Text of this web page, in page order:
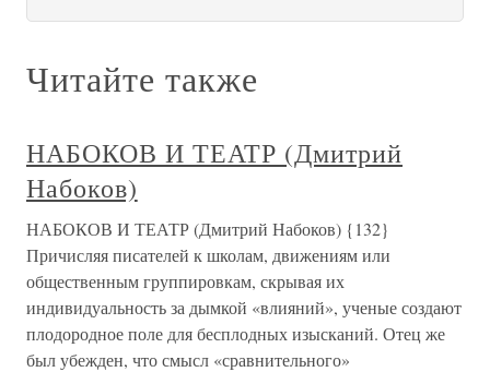
Читайте также
НАБОКОВ И ТЕАТР (Дмитрий
Набоков)
НАБОКОВ И ТЕАТР (Дмитрий Набоков) {132}
Причисляя писателей к школам, движениям или
общественным группировкам, скрывая их
индивидуальность за дымкой «влияний», ученые создают
плодородное поле для бесплодных изысканий. Отец же
был убежден, что смысл «сравнительного»